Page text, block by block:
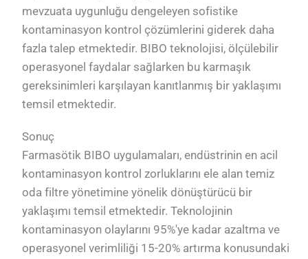
mevzuata uygunluğu dengeleyen sofistike
kontaminasyon kontrol çözümlerini giderek daha
fazla talep etmektedir. BIBO teknolojisi, ölçülebilir
operasyonel faydalar sağlarken bu karmaşık
gereksinimleri karşılayan kanıtlanmış bir yaklaşımı
temsil etmektedir.
Sonuç
Farmasötik BIBO uygulamaları, endüstrinin en acil
kontaminasyon kontrol zorluklarını ele alan temiz
oda filtre yönetimine yönelik dönüştürücü bir
yaklaşımı temsil etmektedir. Teknolojinin
kontaminasyon olaylarını 95%'ye kadar azaltma ve
operasyonel verimliliği 15-20% artırma konusundaki